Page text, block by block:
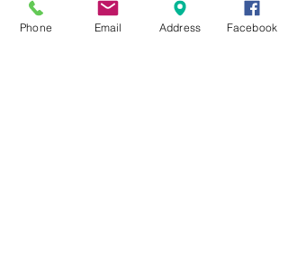
Phone Email Address Facebook